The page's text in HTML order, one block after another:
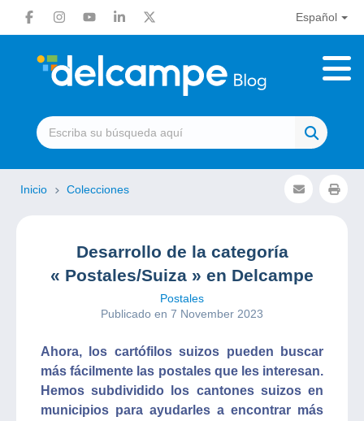
Español
Inicio Colecciones
Desarrollo de la categoría
« Postales/Suiza » en Delcampe
Postales
Publicado en 7 November 2023
Ahora, los cartófilos suizos pueden buscar
más fácilmente las postales que les interesan.
Hemos subdividido los cantones suizos en
municipios para ayudarles a encontrar más